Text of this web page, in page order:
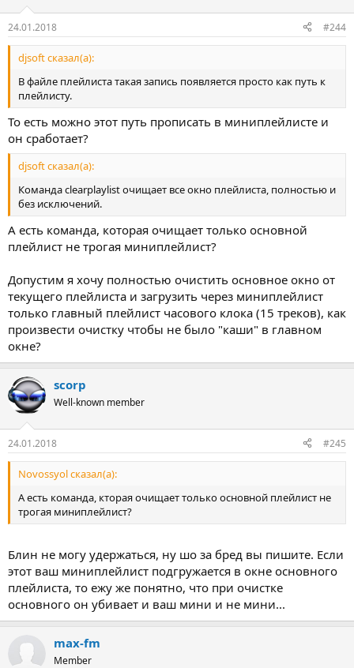
24.01.2018 #244
djsoft сказал(а):
В файле плейлиста такая запись появляется просто как путь к
плейлисту.
То есть можно этот путь прописать в миниплейлисте и
он сработает?
djsoft сказал(а):
Команда clearplaylist очищает все окно плейлиста, полностью и
без исключений.
А есть команда, которая очищает только основной
плейлист не трогая миниплейлист?
Допустим я хочу полностью очистить основное окно от
текущего плейлиста и загрузить через миниплейлист
только главный плейлист часового клока (15 треков), как
произвести очистку чтобы не было "каши" в главном
окне?
scorp
Well-known member
24.01.2018 #245
Novossyol сказал(а):
А есть команда, кторая очищает только основной плейлист не
трогая миниплейлист?
Блин не могу удержаться, ну шо за бред вы пишите. Если
этот ваш миниплейлист подгружается в окне основного
плейлиста, то ежу же понятно, что при очистке
основного он убивает и ваш мини и не мини...
max-fm
Member